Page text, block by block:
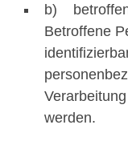
b)
Betroffene
werden.